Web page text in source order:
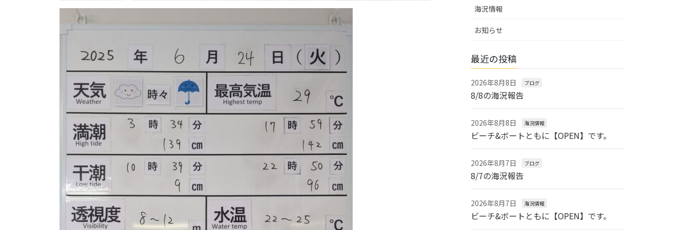
海況情報
お知らせ
最近の投稿
2026年8月8日 ブログ
8/8の海況報告
2026年8月8日 海況情報
ビーチ&ボートともに【OPEN】です。
2026年8月7日 ブログ
8/7の海況報告
2026年8月7日 海況情報
ビーチ&ボートともに【OPEN】です。